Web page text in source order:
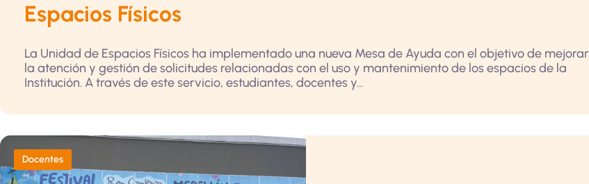
Espacios Físicos
La Unidad de Espacios Físicos ha implementado una nueva Mesa de Ayuda con el objetivo de mejorar
la atención y gestión de solicitudes relacionadas con el uso y mantenimiento de los espacios de la
Institución. A través de este servicio, estudiantes, docentes y...
Docentes